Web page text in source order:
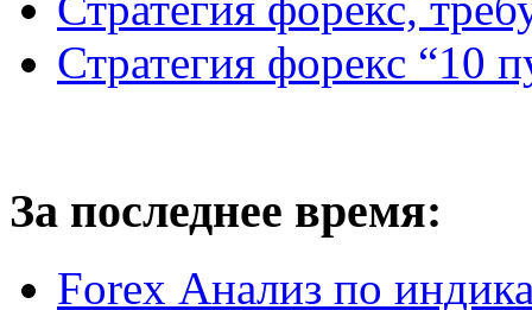
Стратегия форекс “10
За последнее время:
Forex Анализ по